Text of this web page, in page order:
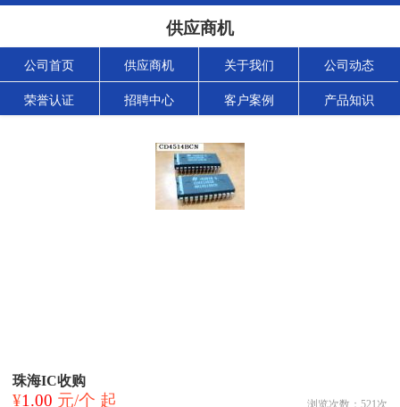
供应商机
公司首页 供应商机 关于我们 公司动态
荣誉认证 招聘中心 客户案例 产品知识
珠海IC收购
¥1.00 元/个 起 浏览次数： 521次